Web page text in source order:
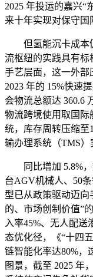
2025 年投运的嘉兴“
来十年实现对保守国
但氢能沉卡成本仍
流枢纽的实践具有
手艺层面，这一外部
2023 年的 15%快速
会物流总额达 360.6
物流跨境使用取国际
统，库存周转压缩至
输办理系统（TMS）
同比增加 5.8%，
台AGV机械人、50
型已从政策驱动迈向
的、市场创制价值”
入率45%、无人配
态优化径，《“十四
链智能化率达80%，
图景，截至 2025 年